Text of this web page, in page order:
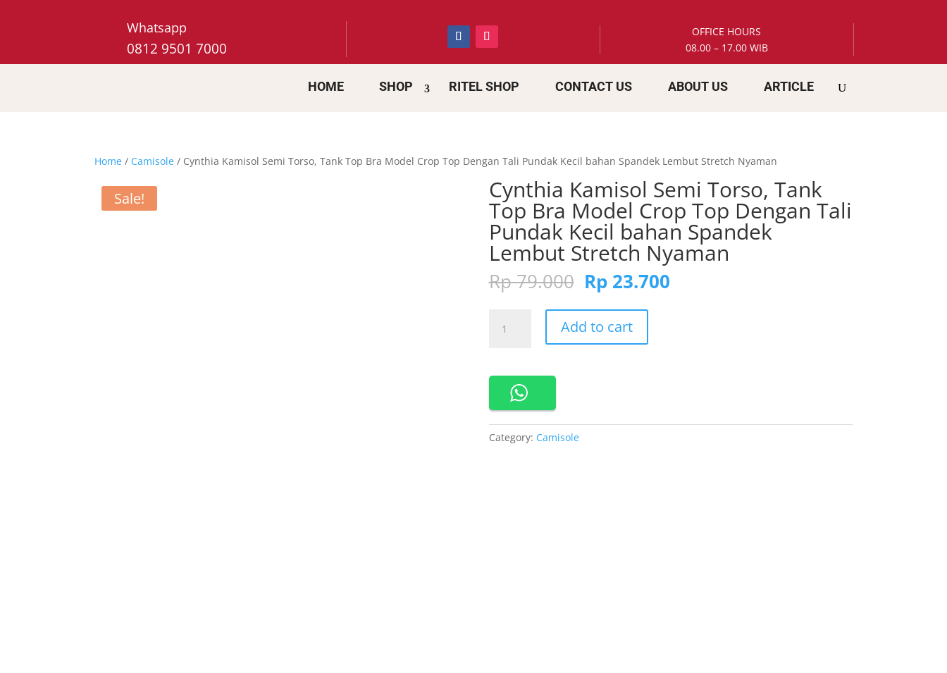
Whatsapp
0812 9501 7000
OFFICE HOURS
08.00 – 17.00 WIB
HOME SHOP RITEL SHOP CONTACT US ABOUT US ARTICLE
Home / Camisole / Cynthia Kamisol Semi Torso, Tank Top Bra Model Crop Top Dengan Tali Pundak Kecil bahan Spandek Lembut Stretch Nyaman
Sale! Cynthia Kamisol Semi Torso, Tank
Top Bra Model Crop Top Dengan Tali
Pundak Kecil bahan Spandek
Lembut Stretch Nyaman
Rp79.000 Original
price
was:
Rp 79.000.
Rp23.700Current
Kamisol
Tank
Bra
Crop
Add to cart
Category: Camisole